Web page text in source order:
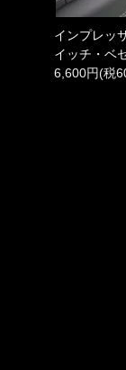
インプレッ
イッチ・ベ
6,600円(税